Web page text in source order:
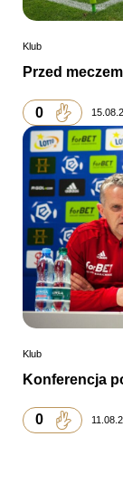
Klub
Przed
0
Klub
Konferencja
0